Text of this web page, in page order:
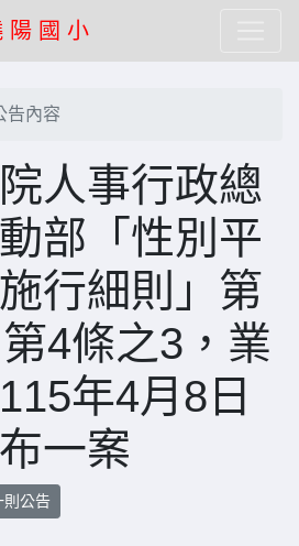
陽 國 小
告內容
人事行政總
部「性別平
行細則」第
4條之3，業
年4月8日
一案
則公告